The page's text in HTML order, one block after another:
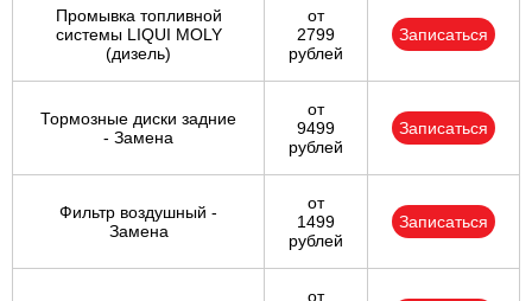
Солнцево
Сочи
Сургут
Тольятти
Тула
Промывка топливной
системы LIQUI MOLY
(дизель)
от
2799
рублей
Записаться
Тормозные диски задние
- Замена
от
9499
рублей
Записаться
Фильтр воздушный -
Замена
от
1499
рублей
Записаться
от